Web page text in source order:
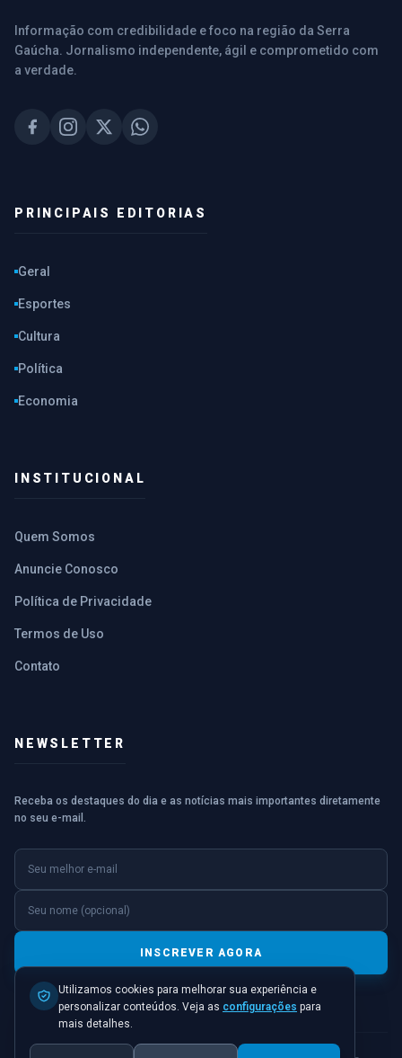
Informação com credibilidade e foco na região da Serra
Gaúcha. Jornalismo independente, ágil e comprometido com
a verdade.
PRINCIPAIS EDITORIAS
Geral
Esportes
Cultura
Política
Economia
INSTITUCIONAL
Quem Somos
Anuncie Conosco
Política de Privacidade
Termos de Uso
Contato
NEWSLETTER
Receba os destaques do dia e as notícias mais importantes diretamente
no seu e-mail.
E-mail
Nome (opcional)
INSCREVER AGORA
Utilizamos cookies para melhorar sua experiência e
personalizar conteúdos. Veja as configurações para
mais detalhes.